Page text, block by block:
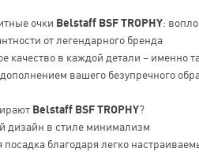
очки Belstaff BSF TROPHY:
от легендарного бренда
качество в каждой детали – именно
вашего безупречного
Belstaff BSF TROPHY?
дизайн в стиле минимализм
благодаря легко